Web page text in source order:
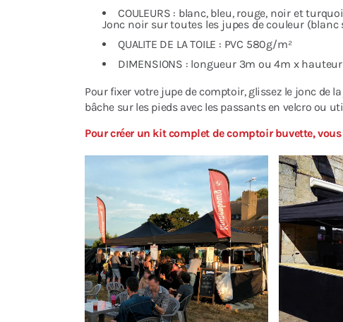
COULEURS : blanc, bleu, rouge, noir et
Jonc noir sur toutes les jupes de couleur
QUALITE DE LA TOILE : PVC 580g/m²
DIMENSIONS : longueur 3m ou 4m x hauteur
Pour fixer votre jupe de comptoir, glissez le jonc de
bâche sur les pieds avec les passants en velcro ou
Pour créer un kit complet de comptoir buvette,